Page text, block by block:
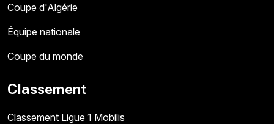
Coupe d'Algérie
Équipe nationale
Coupe du monde
Classement
Classement Ligue 1 Mobilis